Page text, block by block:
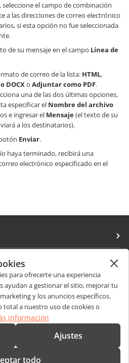
, seleccione el campo de combinación
a las direcciones de correo electrónico
si esta opción no fue seleccionada
de su mensaje en el campo Línea de
de correo de la lista: HTML,
DOCXo Adjuntar como PDF.
una de las dos últimas opciones,
especificar el Nombre del archivo
e ingresar el Mensaje(el texto de su
a los destinatarios).
Enviar.
haya terminado, recibirá una
electrónico especificado en el
para ofrecerte una experiencia
ayudan a gestionar el sitio, mejorar tu
y los anuncios específicos.
a nuestro uso de cookies o
información
Ajustes
todo